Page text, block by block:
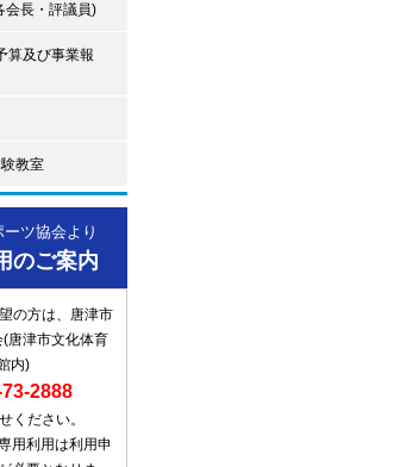
会長・評議員)
算及び事業報
教室
ツ協会より
のご案内
の方は、唐津市
唐津市文化体育
内)
2888
ください。
用利用は利用申